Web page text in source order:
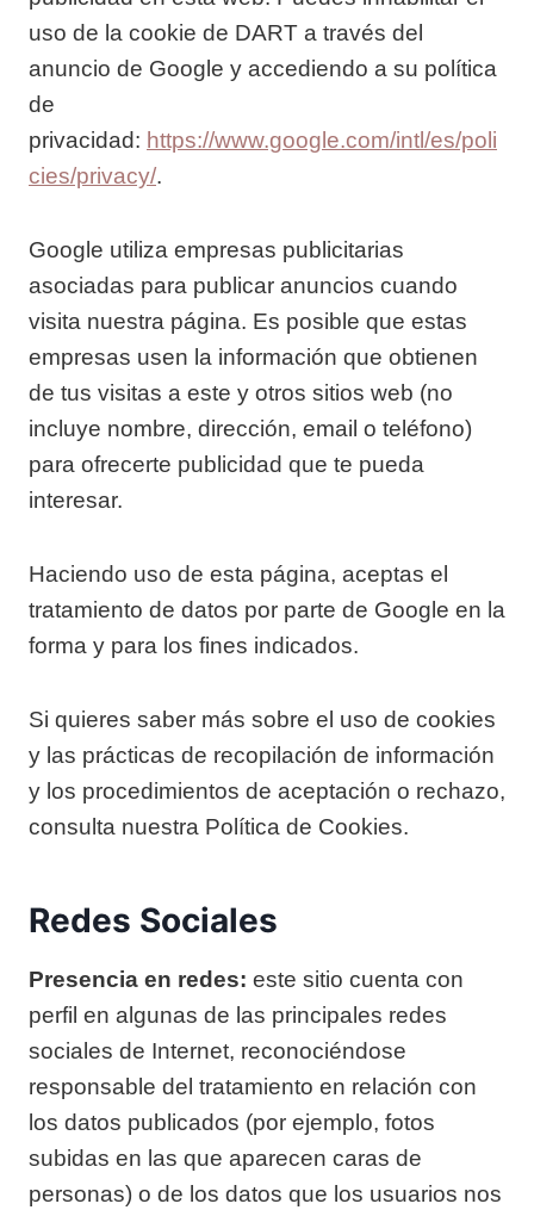
uso de la cookie de DART a través del
anuncio de Google y accediendo a su política
de
privacidad: https://www.google.com/intl/es/poli
cies/privacy/.
Google utiliza empresas publicitarias
asociadas para publicar anuncios cuando
visita nuestra página. Es posible que estas
empresas usen la información que obtienen
de tus visitas a este y otros sitios web (no
incluye nombre, dirección, email o teléfono)
para ofrecerte publicidad que te pueda
interesar.
Haciendo uso de esta página, aceptas el
tratamiento de datos por parte de Google en la
forma y para los fines indicados.
Si quieres saber más sobre el uso de cookies
y las prácticas de recopilación de información
y los procedimientos de aceptación o rechazo,
consulta nuestra Política de Cookies.
Redes Sociales
Presencia en redes: este sitio cuenta con
perfil en algunas de las principales redes
sociales de Internet, reconociéndose
responsable del tratamiento en relación con
los datos publicados (por ejemplo, fotos
subidas en las que aparecen caras de
personas) o de los datos que los usuarios nos